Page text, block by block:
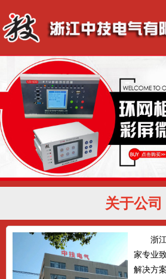
关于公司
浙江
家专业
解决方